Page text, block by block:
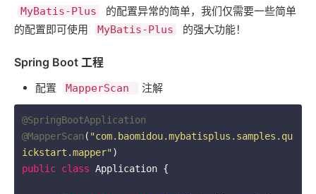
MyBatis-Plus
​ 的配置异常的简单，我们仅需要一些简单
的配置即可使用 ​
MyBatis-Plus ​ 的强大功能！
Spring Boot 工程
配置 ​ MapperScan ​注解
@SpringBootApplication
@MapperScan ( "com.baomidou.mybatisplus.samples.qu
ickstart.mapper"
public class Application {